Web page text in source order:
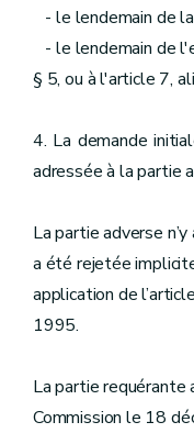
- le lendemain de
- le lendemain de
§ 5, ou à l'article 7,
4. La demande
adressée à la partie
La partie adverse
a été rejetée
application de
1995.
La partie requérante
Commission le 18